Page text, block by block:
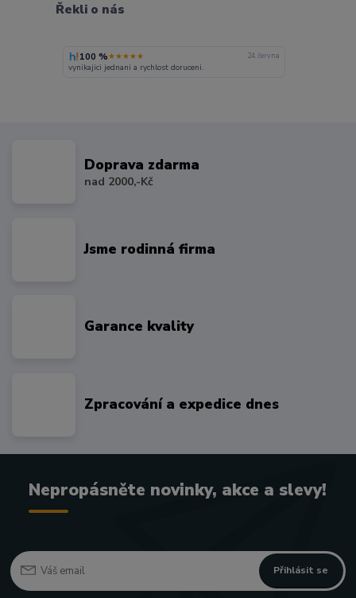
Řekli o nás
100 %★★★★★ 24. června
vynikajici jednani a rychlost doruceni.
Doprava zdarma
nad 2000,-Kč
Jsme rodinná firma
Garance kvality
Zpracování a expedice dnes
Nepropásněte novinky, akce a slevy!
Přihlásit se